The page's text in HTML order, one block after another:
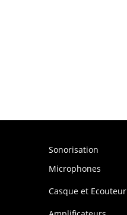
Sonorisation
Microphones
Casque et Ecouteur